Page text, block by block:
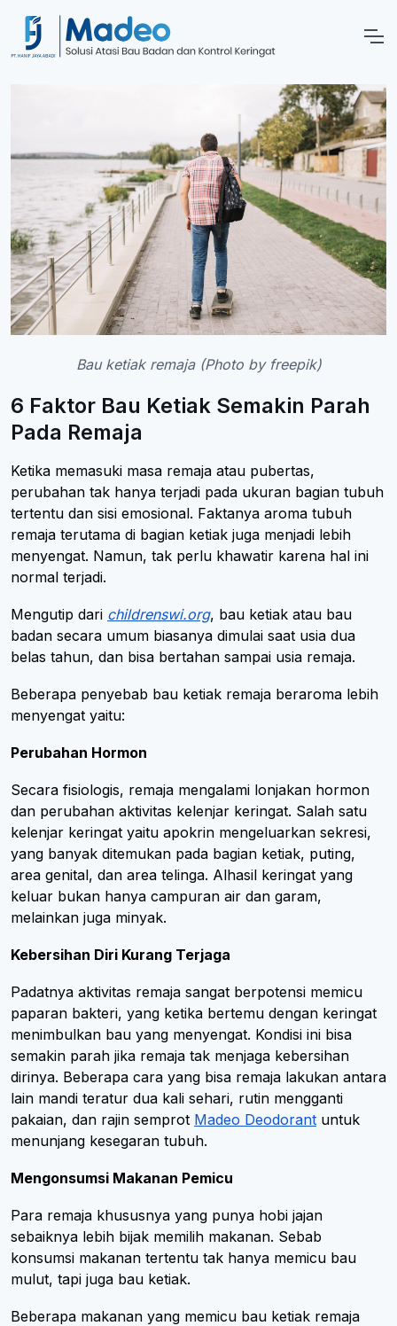
Bau ketiak remaja (Photo by freepik)
6 Faktor Bau Ketiak Semakin Parah
Pada Remaja
Ketika memasuki masa remaja atau pubertas,
perubahan tak hanya terjadi pada ukuran bagian tubuh
tertentu dan sisi emosional. Faktanya aroma tubuh
remaja terutama di bagian ketiak juga menjadi lebih
menyengat. Namun, tak perlu khawatir karena hal ini
normal terjadi.
Mengutip dari childrenswi.org, bau ketiak atau bau
badan secara umum biasanya dimulai saat usia dua
belas tahun, dan bisa bertahan sampai usia remaja.
Beberapa penyebab bau ketiak remaja beraroma lebih
menyengat yaitu:
Perubahan Hormon
Secara fisiologis, remaja mengalami lonjakan hormon
dan perubahan aktivitas kelenjar keringat. Salah satu
kelenjar keringat yaitu apokrin mengeluarkan sekresi,
yang banyak ditemukan pada bagian ketiak, puting,
area genital, dan area telinga. Alhasil keringat yang
keluar bukan hanya campuran air dan garam,
melainkan juga minyak.
Kebersihan Diri Kurang Terjaga
Padatnya aktivitas remaja sangat berpotensi memicu
paparan bakteri, yang ketika bertemu dengan keringat
menimbulkan bau yang menyengat. Kondisi ini bisa
semakin parah jika remaja tak menjaga kebersihan
dirinya. Beberapa cara yang bisa remaja lakukan antara
lain mandi teratur dua kali sehari, rutin mengganti
pakaian, dan rajin semprot Madeo Deodorant untuk
menunjang kesegaran tubuh.
Mengonsumsi Makanan Pemicu
Para remaja khususnya yang punya hobi jajan
sebaiknya lebih bijak memilih makanan. Sebab
konsumsi makanan tertentu tak hanya memicu bau
mulut, tapi juga bau ketiak.
Beberapa makanan yang memicu bau ketiak remaja